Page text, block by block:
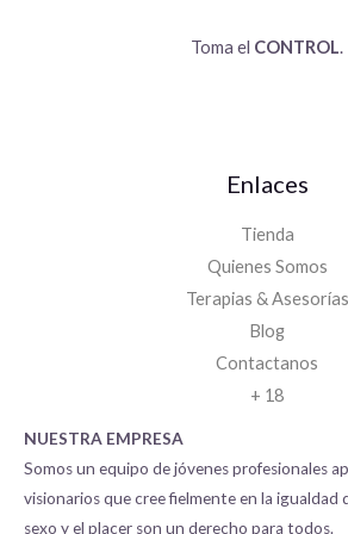
Toma el CONTROL.
Enlaces
Tienda
Quienes Somos
Terapias & Asesorías
Blog
Contactanos
+ 18
NUESTRA EMPRESA
Somos un equipo de jóvenes profesionales
visionarios que cree fielmente en la igualdad
sexo y el placer son un derecho para todos.